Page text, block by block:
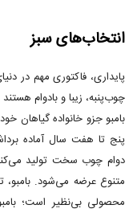
انتخاب‌های سبز
پایداری، فاکتوری مهم در
چوب‌پنبه، زیبا و بادوام
بامبو جزو خانواده گیاهان
پنج تا هفت سال آماده
دوام چوب سخت تولید
متنوع عرضه می‌شود. بامبو،